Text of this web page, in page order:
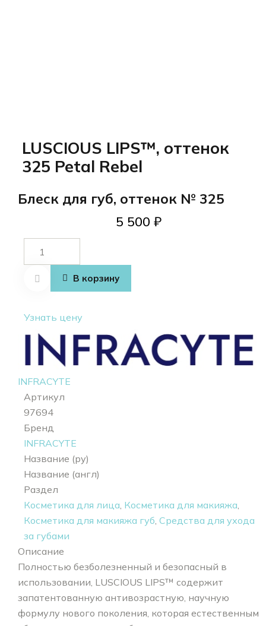
LUSCIOUS LIPS™, оттенок
325 Petal Rebel
Блеск для губ, оттенок № 325
5 500 ₽
Количество
товара
LUSCIOUS
LIPS™,
325 Petal
Rebel
В корзину
Узнать цену
INFRACYTE
Артикул
97694
Бренд
INFRACYTE
Название (ру)
Название (англ)
Раздел
Косметика для лица Косметика для макияжа
Косметика для макияжа губ Средства для ухода
за губами
Описание
Полностью безболезненный и безопасный в
использовании, LUSCIOUS LIPS™ содержит
запатентованную антивозрастную, научную
формулу нового поколения, которая естественным